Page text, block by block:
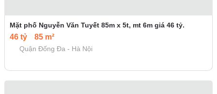
Mặt phố Nguyễn Văn Tuyết 85m x 5t, mt 6m giá 46 tỷ.
46 tỷ 85 m²
Quận Đống Đa - Hà Nội